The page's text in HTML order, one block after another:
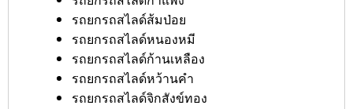
รถยกรถสไลด์ส้มป่อย
รถยกรถสไลด์หนองหมี
รถยกรถสไลด์ก้านเหลือง
รถยกรถสไลด์หว้านคำ
รถยกรถสไลด์จิกสังข์ทอง